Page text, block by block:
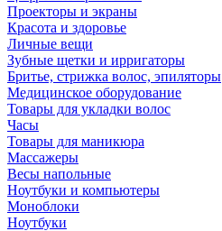
Проекторы и экраны
Красота и здоровье
Личные вещи
Зубные щетки и ирригаторы
Бритье, стрижка волос, эпиляторы
Медицинское оборудование
Товары для укладки волос
Часы
Товары для маникюра
Массажеры
Весы напольные
Ноутбуки и компьютеры
Моноблоки
Ноутбуки